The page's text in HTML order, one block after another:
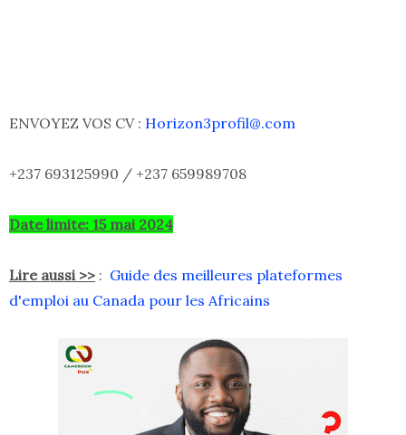
ENVOYEZ VOS CV : Horizon3profil@.com
+237 693125990 / +237 659989708
Date limite: 15 mai 2024
Lire aussi >> : Guide des meilleures plateformes
d'emploi au Canada pour les Africains